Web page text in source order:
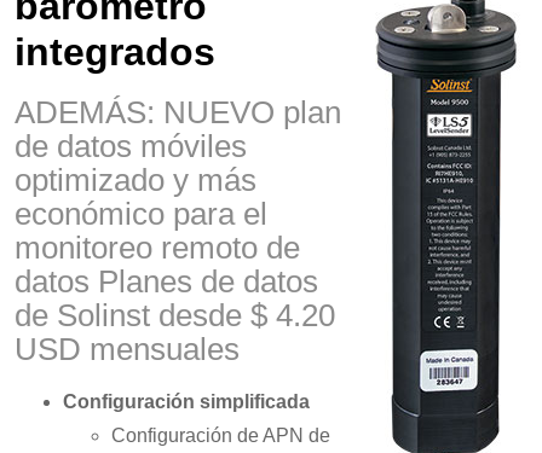
integrados
ADEMÁS: NUEVO plan
de datos móviles
optimizado y más
económico para el
monitoreo remoto de
datos Planes de datos
de Solinst desde $ 4.20
USD mensuales
Configuración simplificada
Configuración de APN de